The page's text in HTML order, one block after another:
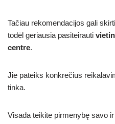
Tačiau rekomendacijos gali
todėl geriausia pasiteirauti
centre.
Jie pateiks konkrečius
tinka.
Visada teikite pirmenybę savo